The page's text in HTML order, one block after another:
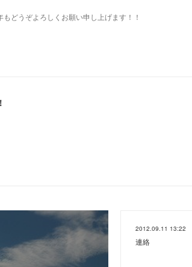
どうぞよろしくお願い申し上げます！！
2012.09.11 13:22
連絡